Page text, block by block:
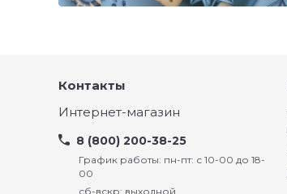
Контакты
Интернет-магазин
8 (800) 200-38-25
График работы: пн-пт: с 10-00 до 18-
00
сб-вскр: выходной